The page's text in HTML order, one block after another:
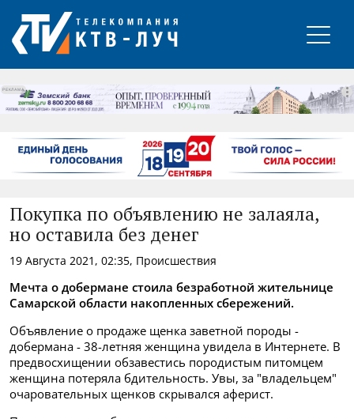
РЕКЛАМА
Покупка по объявлению не залаяла,
но оставила без денег
19 Августа 2021, 02:35, Происшествия
Мечта о добермане стоила безработной жительнице
Самарской области накопленных сбережений.
Объявление о продаже щенка заветной породы -
добермана - 38-летняя женщина увидела в Интернете. В
предвосхищении обзавестись породистым питомцем
женщина потеряла бдительность. Увы, за "владельцем"
очаровательных щенков скрывался аферист.